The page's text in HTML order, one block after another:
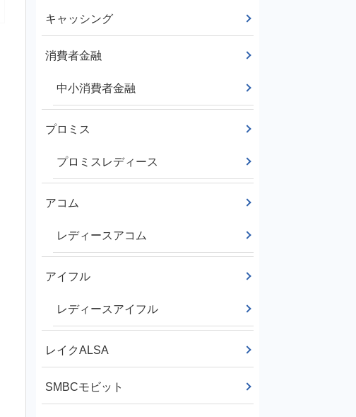
キャッシング
消費者金融
中小消費者金融
プロミス
プロミスレディース
アコム
レディースアコム
アイフル
レディースアイフル
レイクALSA
SMBCモビット